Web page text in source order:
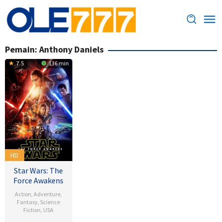
Loncat
ke
konten
Pemain: Anthony Daniels
7.5 136 min
HD
Star Wars: The
Force Awakens
Action ,Adventure
Fantasy Science
Fiction USA